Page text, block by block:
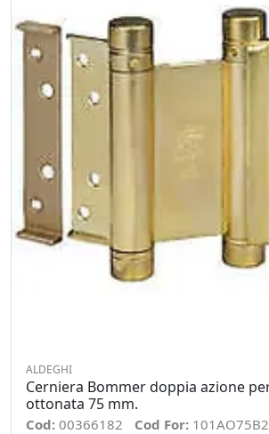
ALDEGHI
Cerniera Bommer doppia azione
ottonata 75 mm.
Cod: 00366182 Cod For: 101AO75B2